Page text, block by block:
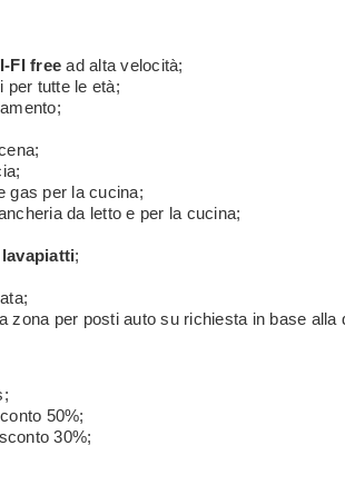
FI free ad alta velocità;
per tutte le età;
gas per la cucina;
da letto e per la cucina;
lavapiatti;
zona per posti auto su richiesta in base
50%;
30%;